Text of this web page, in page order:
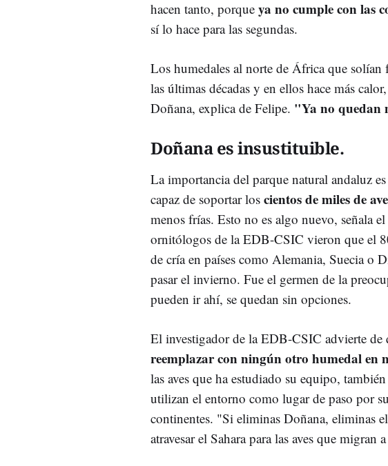
hacen tanto, porque ya no cumple con las
sí lo hace para las segundas.
Los humedales al norte de África que solían
las últimas décadas y en ellos hace más
Doñana, explica de Felipe. "Ya no quedan
Doñana es insustituible.
La importancia del parque natural andaluz
capaz de soportar los cientos de miles de
menos frías. Esto no es algo nuevo, señala
ornitólogos de la EDB-CSIC vieron que el
de cría en países como Alemania, Suecia o
pasar el invierno. Fue el germen de la
pueden ir ahí, se quedan sin opciones.
El investigador de la EDB-CSIC advierte de
reemplazar con ningún otro humedal en
las aves que ha estudiado su equipo,
utilizan el entorno como lugar de paso por
continentes. "Si eliminas Doñana, eliminas
atravesar el Sahara para las aves que migran